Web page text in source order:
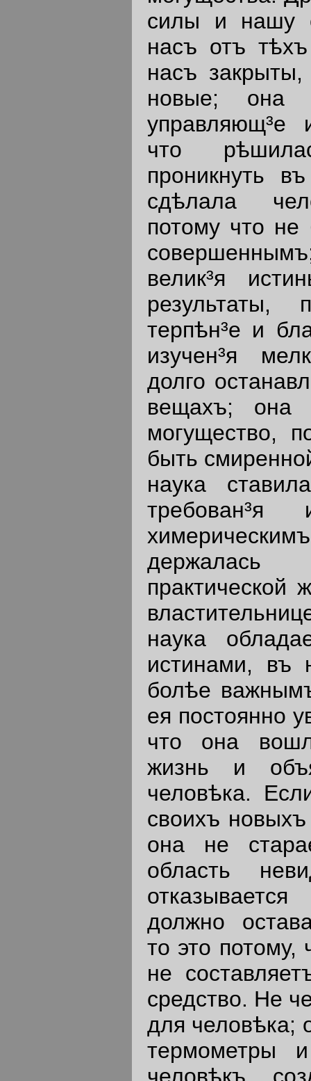
силы и нашу
насъ отъ
насъ
новые; она
управляющ³е
что
проникнуть
сдѣлала
потому что не
велик³я
терпѣн³е и
изучен³я
долго
вещахъ; она
могущество,
быть
наука
практической
наука
истинами, въ
болѣе
ея постоянно
что она
жизнь и
человѣка.
своихъ
она не
область
должно
то это потому,
не
средство. Не
для человѣка;
термометры